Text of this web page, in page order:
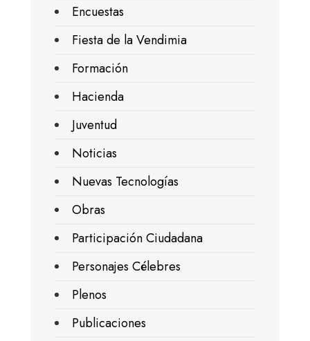
Encuestas
Fiesta de la Vendimia
Formación
Hacienda
Juventud
Noticias
Nuevas Tecnologías
Obras
Participación Ciudadana
Personajes Célebres
Plenos
Publicaciones